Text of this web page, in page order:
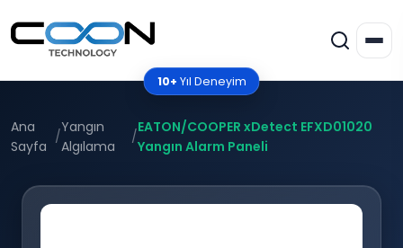
10+ Yıl Deneyim
Ana
Sayfa
/
Yangın
Algılama
/
EATON/COOPER xDetect EFXD01020
Yangın Alarm Paneli